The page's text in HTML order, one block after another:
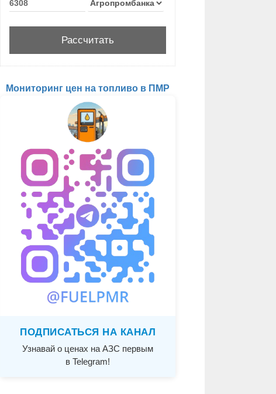
Мониторинг цен на топливо в ПМР
ПОДПИСАТЬСЯ НА КАНАЛ
Узнавай о ценах на АЗС первым
в Telegram!